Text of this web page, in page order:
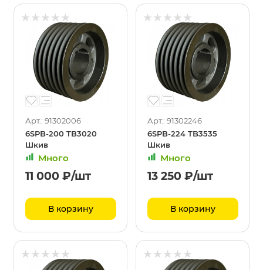
Арт.: 91302006
6SPB-200 TB3020
Шкив
Много
11 000 ₽/шт
В корзину
Арт.: 91302246
6SPB-224 TB3535
Шкив
Много
13 250 ₽/шт
В корзину